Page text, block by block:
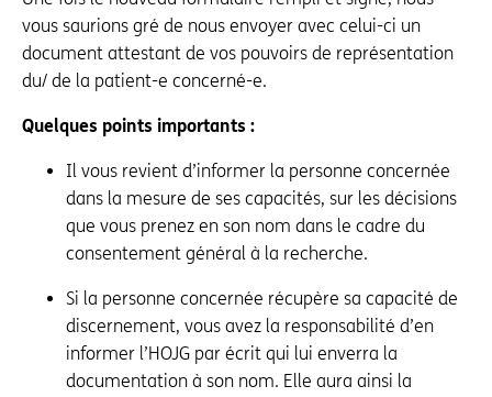
vous saurions gré de nous envoyer avec celui-ci un
document attestant de vos pouvoirs de représentation
du/ de la patient-e concerné-e.
Quelques points importants :
Il vous revient d’informer la personne concernée
dans la mesure de ses capacités, sur les décisions
que vous prenez en son nom dans le cadre du
consentement général à la recherche.
Si la personne concernée récupère sa capacité de
discernement, vous avez la responsabilité d’en
informer l’HOJG par écrit qui lui enverra la
documentation à son nom. Elle aura ainsi la